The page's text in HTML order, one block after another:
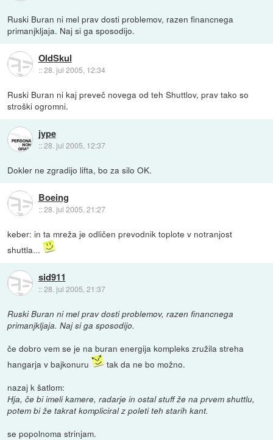
Ruski Buran ni mel prav dosti problemov, razen financnega
primanjkljaja. Naj si ga sposodijo.
OldSkul
::28. jul 2005, 12:34
Ruski Buran ni kaj preveč novega od teh Shuttlov, prav tako so
stroški ogromni.
jype
::28. jul 2005, 12:37
Dokler ne zgradijo lifta, bo za silo OK.
Boeing
::28. jul 2005, 21:27
keber: in ta mreža je odličen prevodnik toplote v notranjost
shuttla...
sid911
::28. jul 2005, 21:37
Ruski Buran ni mel prav dosti problemov, razen financnega
primanjkljaja. Naj si ga sposodijo.
če dobro vem se je na buran energija kompleks zružila streha
hangarja v bajkonuru
tak da ne bo možno.
nazaj k šatlom:
Hja, če bi imeli kamere, radarje in ostal stuff že na prvem shuttlu,
potem bi že takrat kompliciral z poleti teh starih kant.
se popolnoma strinjam.